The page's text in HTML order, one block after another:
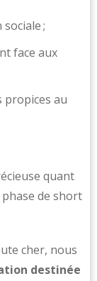
;
face aux
propices au
quant
de short
cher, nous
destinée